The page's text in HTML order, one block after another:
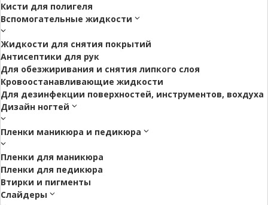
Кисти для полигеля
Вспомогательные жидкости
Жидкости для снятия покрытий
Антисептики для рук
Для обезжиривания и снятия липкого слоя
Кровоостанавливающие жидкости
Для дезинфекции поверхностей, инструментов, вохдуха
Дизайн ногтей
Пленки маникюра и педикюра
Пленки для маникюра
Пленки для педикюра
Втирки и пигменты
Слайдеры